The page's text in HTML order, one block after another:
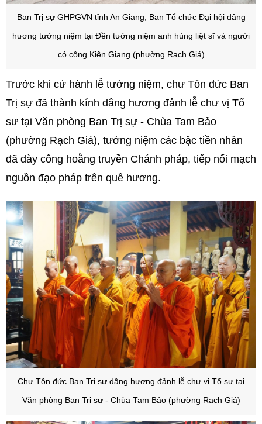
Ban Trị sự GHPGVN tỉnh An Giang, Ban Tổ chức Đại hội dâng
hương tưởng niệm tại Đền tưởng niệm anh hùng liệt sĩ và người
có công Kiên Giang (phường Rạch Giá)
Trước khi cử hành lễ tưởng niệm, chư Tôn đức Ban
Trị sự đã thành kính dâng hương đảnh lễ chư vị Tổ
sư tại Văn phòng Ban Trị sự - Chùa Tam Bảo
(phường Rạch Giá), tưởng niệm các bậc tiền nhân
đã dày công hoằng truyền Chánh pháp, tiếp nối mạch
nguồn đạo pháp trên quê hương.
Chư Tôn đức Ban Trị sự dâng hương đảnh lễ chư vị Tổ sư tại
Văn phòng Ban Trị sự - Chùa Tam Bảo (phường Rạch Giá)